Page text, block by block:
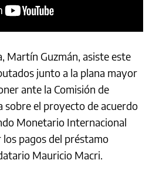
Martín Guzmán, asiste este
junto a la plana mayor
ante la Comisión de
sobre el proyecto de acuerdo
Monetario Internacional
pagos del préstamo
Mauricio Macri.